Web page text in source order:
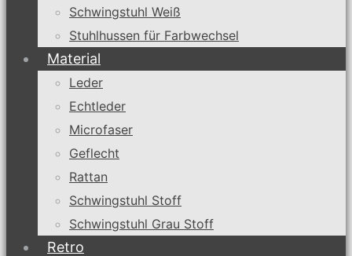
Schwingstuhl Weiß
Stuhlhussen für Farbwechsel
Material
Leder
Echtleder
Microfaser
Geflecht
Rattan
Schwingstuhl Stoff
Schwingstuhl Grau Stoff
Retro